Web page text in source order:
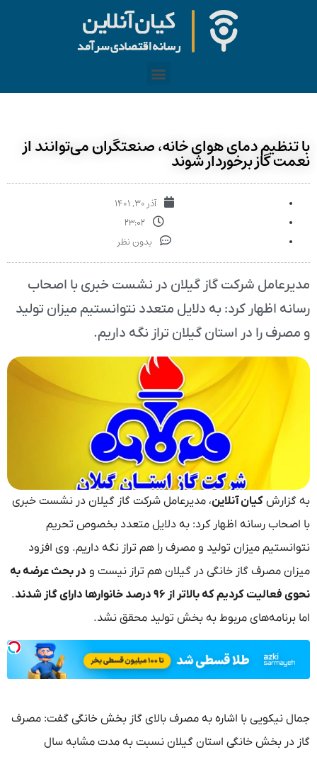
دمای هوای خانه، صنعتگران می‌توانند از
گاز برخوردار شوند
آذر ۳۰, ۱۴۰۱
۲۳:۰۲
بدون نظر
شرکت گاز گیلان در نشست خبری با اصحاب
اظهار کرد: به دلایل متعدد نتوانستیم میزان تولید
را در استان گیلان تراز نگه داریم.
کیان آنلاین، مدیرعامل شرکت گاز گیلان در نشست خبری
رسانه اظهار کرد: به دلایل متعدد بخصوص تحریم
میزان تولید و مصرف را هم تراز نگه داریم. وی افزود
مصرف گاز خانگی در گیلان هم تراز نیست ودر بحث عرضه به
کردیم که بالاتر از ۹۶ درصد خانوارها دارای گاز شدند
.
برنامه‌های مربوط به بخش تولید محقق نشد.
نیکویی با اشاره به مصرف بالای گاز بخش خانگی گفت: مصرف
در بخش خانگی استان گیلان نسبت به مدت مشابه سال